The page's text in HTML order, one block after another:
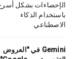
الإحصاءات بشكل
باستخدام الذكاء
الاصطناعي
Gemini في "العروض